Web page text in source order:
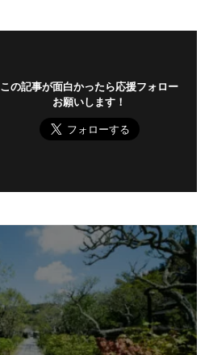
この記事が面白かったら応援フォロー
お願いします！